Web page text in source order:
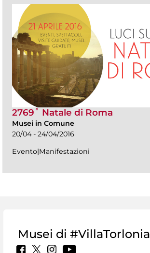
2769˚ Natale di Roma
Musei in Comune
20/04 - 24/04/2016
Evento|Manifestazioni
Musei di #VillaTorlonia